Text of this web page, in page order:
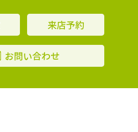
来店予約
お問い合わせ